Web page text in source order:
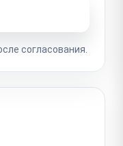
согласования.